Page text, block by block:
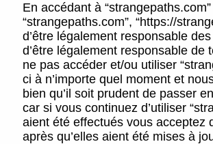
En accédant à
“strangepaths.com”, “https://
d’être légalement responsable
d’être légalement responsable
ne pas accéder et/ou utiliser
ci à n’importe quel moment et
bien qu’il soit prudent de passer
car si vous continuez d’utiliser
aient été effectués vous acceptez
après qu’elles aient été mises à